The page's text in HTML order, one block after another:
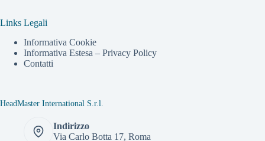
Links Legali
Informativa Cookie
Informativa Estesa – Privacy Policy
Contatti
HeadMaster International S.r.l.
Indirizzo
Via Carlo Botta 17, Roma